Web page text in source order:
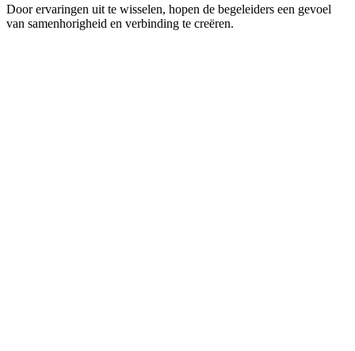
Door ervaringen uit te wisselen, hopen de begeleiders een gevoel
van samenhorigheid en verbinding te creëren.